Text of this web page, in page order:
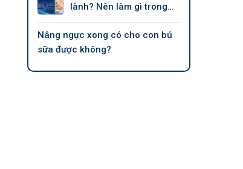
lành? Nên làm gì trong
Nâng ngực xong có cho con bú
sữa được không?